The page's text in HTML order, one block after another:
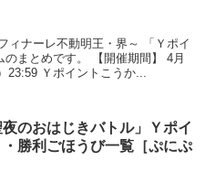
ィナーレ不動明王・界～ 「Ｙポイ
まとめです。 【開催期間】 4月
23:59 Ｙポイントこうか...
夜のおはじきバトル」Ｙポイ
・勝利ごほうび一覧［ぷにぷ